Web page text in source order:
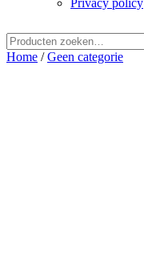
Privacy policy
naar:
Home /Geen categorie